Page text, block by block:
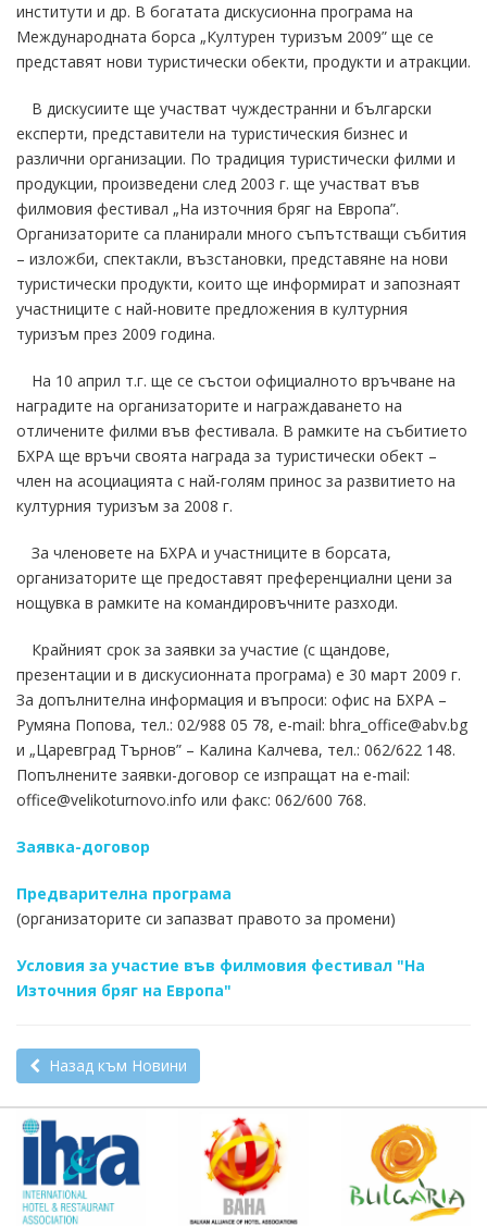
институти и др. В богатата дискусионна програма на
Международната борса „Културен туризъм 2009” ще се
представят нови туристически обекти, продукти и атракции.
В дискусиите ще участват чуждестранни и български
експерти, представители на туристическия бизнес и
различни организации. По традиция туристически филми и
продукции, произведени след 2003 г. ще участват във
филмовия фестивал „На източния бряг на Европа”.
Организаторите са планирали много съпътстващи събития
– изложби, спектакли, възстановки, представяне на нови
туристически продукти, които ще информират и запознаят
участниците с най-новите предложения в културния
туризъм през 2009 година.
На 10 април т.г. ще се състои официалното връчване на
наградите на организаторите и награждаването на
отличените филми във фестивала. В рамките на събитието
БХРА ще връчи своята награда за туристически обект –
член на асоциацията с най-голям принос за развитието на
културния туризъм за 2008 г.
За членовете на БХРА и участниците в борсата,
организаторите ще предоставят преференциални цени за
нощувка в рамките на командировъчните разходи.
Крайният срок за заявки за участие (с щандове,
презентации и в дискусионната програма) е 30 март 2009 г.
За допълнителна информация и въпроси: офис на БХРА –
Румяна Попова, тел.: 02/988 05 78, е-mail: bhra_office@abv.bg
и „Царевград Търнов” – Калина Калчева, тел.: 062/622 148.
Попълнените заявки-договор се изпращат на е-mail:
office@velikoturnovo.info или факс: 062/600 768.
Заявка-договор
Предварителна програма
(организаторите си запазват правото за промени)
Условия за участие във филмовия фестивал "На
Източния бряг на Европа"
Назад към Новини